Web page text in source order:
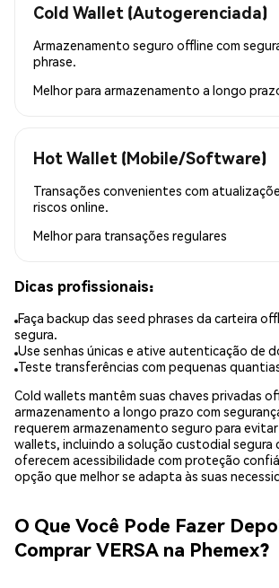
Cold Wallet (Autogerenciada)
Armazenamento seguro offline com
phrase.
Melhor para armazenamento a longo
Hot Wallet (Mobile/Software)
Transações convenientes com
riscos online.
Melhor para transações regulares
Dicas profissionais:
Faça backup das seed phrases da carteira
segura.
Use senhas únicas e ative autenticação de
Teste transferências com pequenas
Cold wallets mantêm suas chaves privadas
armazenamento a longo prazo com
requerem armazenamento seguro para
wallets, incluindo a solução custodial segura
oferecem acessibilidade com proteção
opção que melhor se adapta às suas
O Que Você Pode Fazer
Comprar VERSA na Phemex?